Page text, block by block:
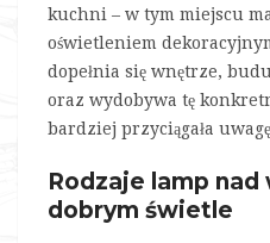
kuchni – w tym miejscu
oświetleniem
dopełnia się wnętrze,
oraz wydobywa tę
bardziej przyciągała
Rodzaje lamp
dobrym świetle